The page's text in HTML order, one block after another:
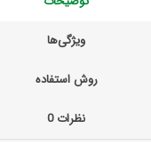
ویژگی‌ها
روش استفاده
نظرات0